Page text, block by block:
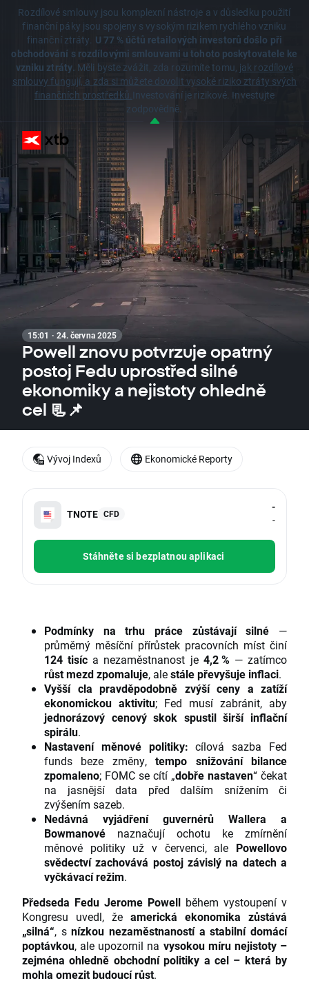
Rozdílové smlouvy jsou komplexní nástroje a v důsledku použití
finanční páky jsou spojeny s vysokým rizikem rychlého vzniku
finanční ztráty. U 77 % účtů retailových investorů došlo při
obchodování s rozdílovými smlouvami u tohoto poskytovatele ke
vzniku ztráty. Měli byste zvážit, zda rozumíte tomu, jak rozdílové
smlouvy fungují, a zda si můžete dovolit vysoké riziko ztráty svých
finančních prostředků.Investování je rizikové. Investujte
zodpovědně.
15:01 · 24. června 2025
Powell znovu potvrzuje opatrný
postoj Fedu uprostřed silné
ekonomiky a nejistoty ohledně
cel 📃📌
TNOTE CFD
-
-
Stáhněte si bezplatnou aplikaci
Podmínky na trhu práce zůstávají silné —
průměrný měsíční přírůstek pracovních míst činí
124 tisíc a nezaměstnanost je 4,2 %— zatímco
růst mezd zpomaluje, alestále převyšuje inflaci.
Vyšší cla pravděpodobně zvýší ceny a zatíží
ekonomickou aktivitu; Fed musí zabránit, aby
jednorázový cenový skok spustil širší inflační
spirálu.
Nastavení měnové politiky: cílová sazba Fed
funds beze změny,tempo snižování bilance
zpomaleno; FOMC se cítí „dobře nastaven“ čekat
na jasnější data před dalším snížením či
zvýšením sazeb.
Nedávná vyjádření guvernérů Wallera a
Bowmanové naznačují ochotu ke zmírnění
měnové politiky už v červenci, ale Powellovo
svědectví zachovává postoj závislý na datech a
vyčkávací režim.
Předseda Fedu Jerome Powell během vystoupení v
Kongresu uvedl, že americká ekonomika zůstává
„silná“, snízkou nezaměstnaností a stabilní domácí
poptávkou, ale upozornil na vysokou míru nejistoty –
zejména ohledně obchodní politiky a cel – která by
mohla omezit budoucí růst.
Vývoj Indexů Ekonomické Reporty